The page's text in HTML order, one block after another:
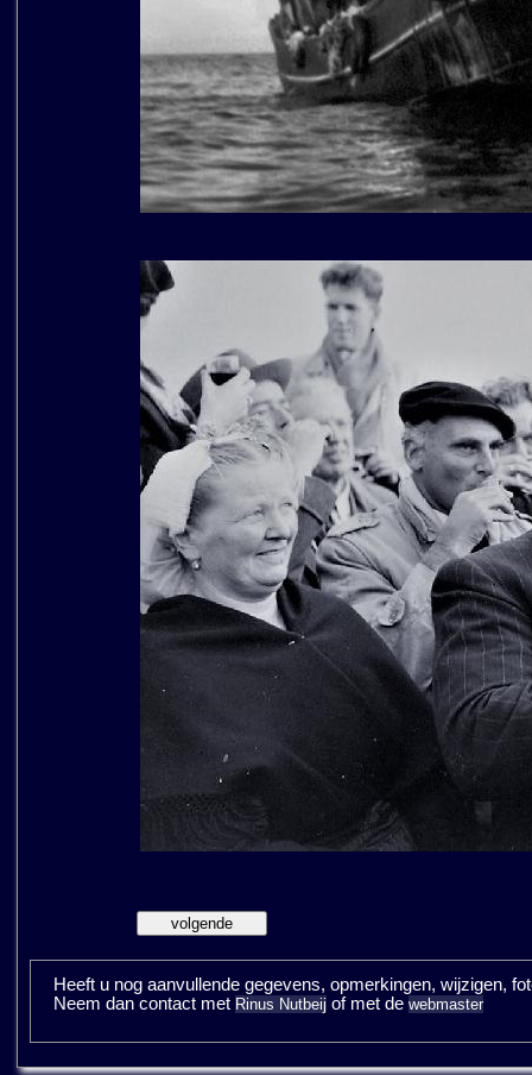
Heeft u nog aanvullende gegevens, opmerkingen, wijzigen,
Neem dan contact met Rinus Nutbeij of met de webmaster